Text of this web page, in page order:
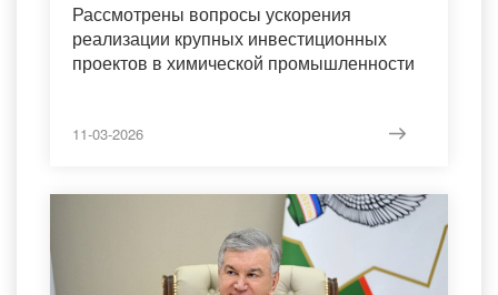
Рассмотрены вопросы ускорения
реализации крупных инвестиционных
проектов в химической промышленности
11-03-2026